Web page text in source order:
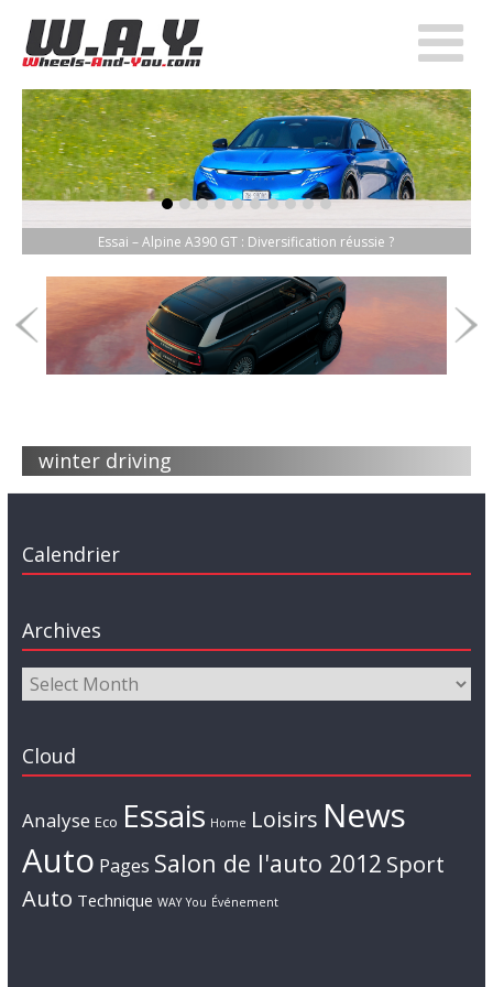
Essai – Alpine A390 GT : Diversification réussie ?
item-0
item-1
item-2
item-3
item-4
item-5
item-6
item-7
item-8
item-9
winter driving
Calendrier
Archives
Cloud
Analyse Eco Essais Home Loisirs News
Auto Pages Salon de l'auto 2012 Sport
Auto Technique WAY You Événement